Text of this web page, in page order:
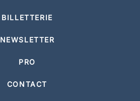
BILLETTERIE
NEWSLETTER
PRO
CONTACT